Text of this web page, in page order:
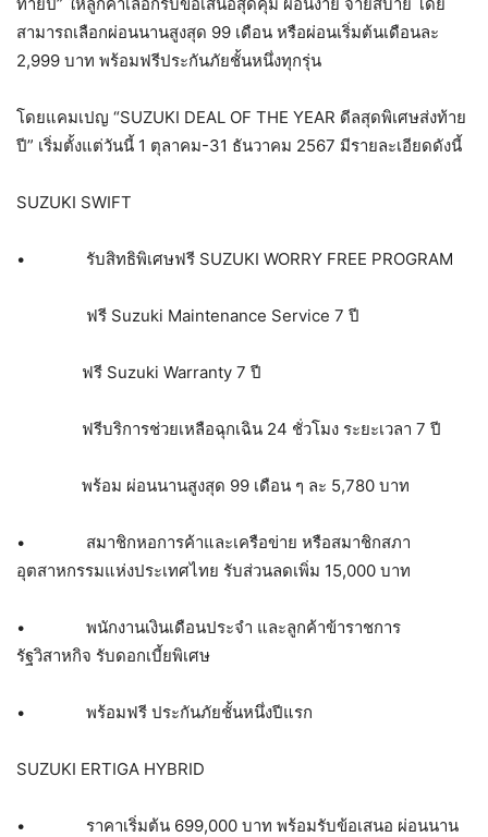
สามารถเลือกผ่อนนานสูงสุด 99 เดือน หรือผ่อนเริ่มต้นเดือนละ
2,999 บาท พร้อมฟรีประกันภัยชั้นหนึ่งทุกรุ่น
โดยแคมเปญ “SUZUKI DEAL OF THE YEAR ดีลสุดพิเศษส่งท้าย
ปี” เริ่มตั้งแต่วันนี้ 1 ตุลาคม-31 ธันวาคม 2567 มีรายละเอียดดังนี้
SUZUKI SWIFT
• รับสิทธิพิเศษฟรี SUZUKI WORRY FREE PROGRAM
ฟรี Suzuki Maintenance Service 7 ปี
ฟรี Suzuki Warranty 7 ปี
ฟรีบริการช่วยเหลือฉุกเฉิน 24 ชั่วโมง ระยะเวลา 7 ปี
พร้อม ผ่อนนานสูงสุด 99 เดือน ๆ ละ 5,780 บาท
• สมาชิกหอการค้าและเครือข่าย หรือสมาชิกสภา
อุตสาหกรรมแห่งประเทศไทย รับส่วนลดเพิ่ม 15,000 บาท
• พนักงานเงินเดือนประจำ และลูกค้าข้าราชการ
รัฐวิสาหกิจ รับดอกเบี้ยพิเศษ
• พร้อมฟรี ประกันภัยชั้นหนึ่งปีแรก
SUZUKI ERTIGA HYBRID
• ราคาเริ่มต้น 699,000 บาท พร้อมรับข้อเสนอ ผ่อนนาน